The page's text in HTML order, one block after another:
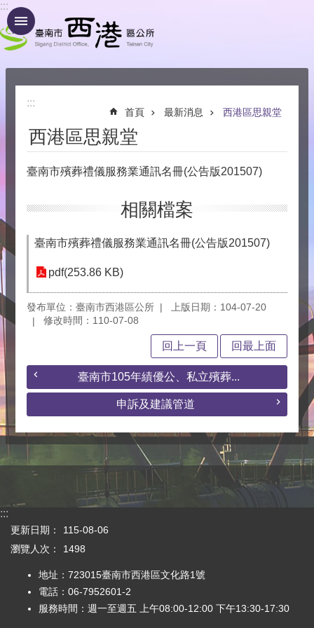
跳到主要內容區塊
:::
:::
首頁 最新消息 西港區思親堂
西港區思親堂
臺南市殯葬禮儀服務業通訊名冊(公告版201507)
相關檔案
臺南市殯葬禮儀服務業通訊名冊(公告版201507)
pdf(253.86 KB)
發布單位：臺南市西港區公所
上版日期：104-07-20
修改時間：110-07-08
回上一頁 回最上面
臺南市105年績優公、私立殯葬...
申訴及建議管道
:::
更新日期：
115-08-06
瀏覽人次：
1498
地址：723015臺南市西港區文化路1號
電話：06-7952601-2
服務時間：週一至週五 上午08:00-12:00 下午13:30-17:30